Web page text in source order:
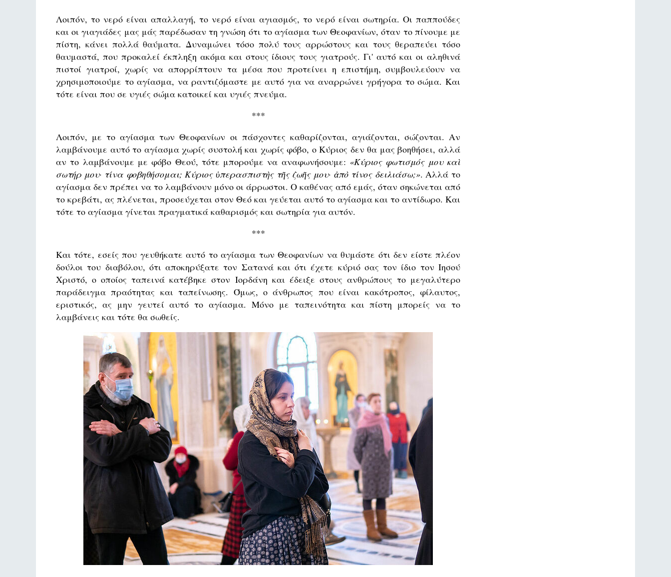
Λοιπόν, το νερό είναι απαλλαγή, το νερό είναι αγιασμός, το νερό είναι σωτηρία. Οι παππούδες
και οι γιαγιάδες μας μάς παρέδωσαν τη γνώση ότι το αγίασμα των Θεοφανίων, όταν το πίνουμε με
πίστη, κάνει πολλά θαύματα. Δυναμώνει τόσο πολύ τους αρρώστους και τους θεραπεύει τόσο
θαυμαστά, που προκαλεί έκπληξη ακόμα και στους ίδιους τους γιατρούς. Γι' αυτό και οι αληθινά
πιστοί γιατροί, χωρίς να απορρίπτουν τα μέσα που προτείνει η επιστήμη, συμβουλεύουν να
χρησιμοποιούμε το αγίασμα, να ραντιζόμαστε με αυτό για να αναρρώνει γρήγορα το σώμα. Και
τότε είναι που σε υγιές σώμα κατοικεί και υγιές πνεύμα.
***
Λοιπόν, με το αγίασμα των Θεοφανίων οι πάσχοντες καθαρίζονται, αγιάζονται, σώζονται. Αν
λαμβάνουμε αυτό το αγίασμα χωρίς συστολή και χωρίς φόβο, ο Κύριος δεν θα μας βοηθήσει, αλλά
αν το λαμβάνουμε με φόβο Θεού, τότε μπορούμε να αναφωνήσουμε: «Κύριος φωτισμός μου καὶ
σωτήρ μου· τίνα φοβηθήσομαι; Κύριος ὑπερασπιστὴς τῆς ζωῆς μου· ἀπὸ τίνος δειλιάσω;». Αλλά το
αγίασμα δεν πρέπει να το λαμβάνουν μόνο οι άρρωστοι. Ο καθένας από εμάς, όταν σηκώνεται από
το κρεβάτι, ας πλένεται, προσεύχεται στον Θεό και γεύεται αυτό το αγίασμα και το αντίδωρο. Και
τότε το αγίασμα γίνεται πραγματικά καθαρισμός και σωτηρία για αυτόν.
***
Και τότε, εσείς που γευθήκατε αυτό το αγίασμα των Θεοφανίων να θυμάστε ότι δεν είστε πλέον
δούλοι του διαβόλου, ότι αποκηρύξατε τον Σατανά και ότι έχετε κύριό σας τον ίδιο τον Ιησού
Χριστό, ο οποίος ταπεινά κατέβηκε στον Ιορδάνη και έδειξε στους ανθρώπους το μεγαλύτερο
παράδειγμα πραότητας και ταπείνωσης. Όμως, ο άνθρωπος που είναι κακότροπος, φίλαυτος,
εριστικός, ας μην γευτεί αυτό το αγίασμα. Μόνο με ταπεινότητα και πίστη μπορείς να το
λαμβάνεις και τότε θα σωθείς.